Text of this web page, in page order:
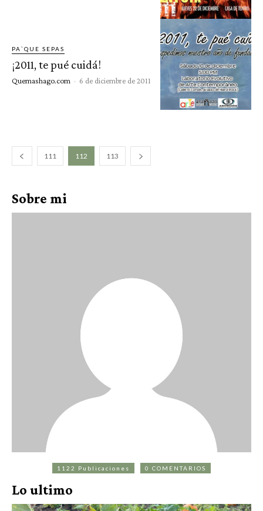
PA`QUE SEPAS
¡2011, te pué cuidá!
Quemashago.com - 6 de diciembre de 2011
111 112 113
Sobre mi
1122 Publicaciones 0 COMENTARIOS
Lo ultimo